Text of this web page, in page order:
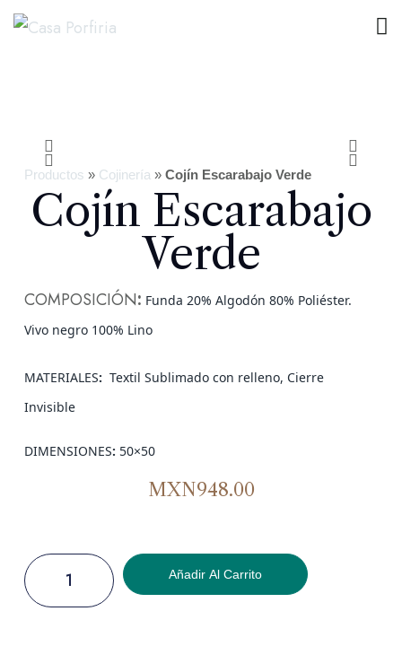
Productos » Cojinería » Cojín Escarabajo Verde
Cojín Escarabajo
Verde
COMPOSICIÓN: Funda 20% Algodón 80% Poliéster.
Vivo negro 100% Lino
MATERIALES: Textil Sublimado con relleno, Cierre
Invisible
DIMENSIONES: 50×50
MXN948.00
Añadir Al Carrito